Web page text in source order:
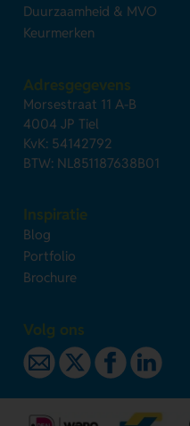
Duurzaamheid & MVO
Keurmerken
Adresgegevens
Morsestraat 11 A-B
4004 JP Tiel
KvK: 54142792
BTW: NL851187638B01
Inspiratie
Blog
Portfolio
Brochure
Volg ons